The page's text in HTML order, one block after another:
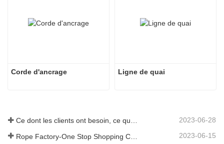
Corde d'ancrage Ligne de quai
Ce dont les clients ont besoin, ce que nous fournissons-Tai an Rope Ltd 2023-06-28
2023-06-15